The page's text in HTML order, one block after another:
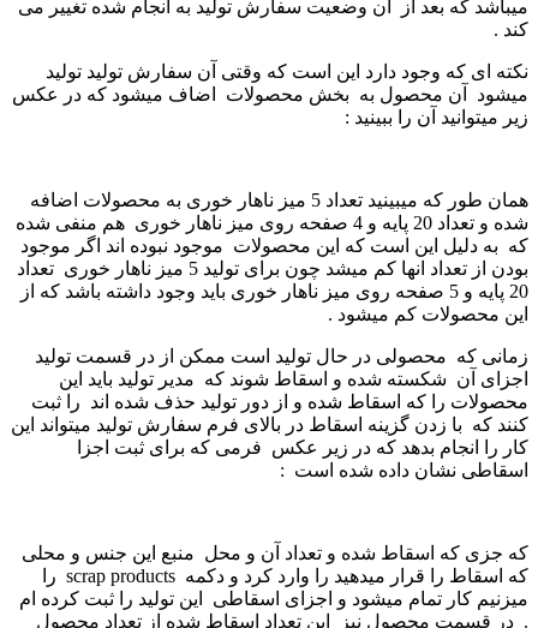
میباشد که بعد از آن وضعیت سفارش تولید به انجام شده تغییر می
کند .
نکته ای که وجود دارد این است که وقتی آن سفارش تولید تولید
میشود آن محصول به بخش محصولات اضاف میشود که در عکس
زیر میتوانید آن را ببینید :
همان طور که میبینید تعداد 5 میز ناهار خوری به محصولات اضافه
شده و تعداد 20 پایه و 4 صفحه روی میز ناهار خوری هم منفی شده
که به دلیل این است که این محصولات موجود نبوده اند اگر موجود
بودن از تعداد انها کم میشد چون برای تولید 5 میز ناهار خوری تعداد
20 پایه و 5 صفحه روی میز ناهار خوری باید وجود داشته باشد که از
این محصولات کم میشود .
زمانی که محصولی در حال تولید است ممکن از در قسمت تولید
اجزای آن شکسته شده و اسقاط شوند که مدیر تولید باید این
محصولات را که اسقاط شده و از دور تولید حذف شده اند را ثبت
کنند که با زدن گزینه اسقاط در بالای فرم سفارش تولید میتواند این
کار را انجام بدهد که در زیر عکس فرمی که برای ثبت اجزا
اسقاطی نشان داده شده است :
که جزی که اسقاط شده و تعداد آن و محل منبع این جنس و محلی
که اسقاط را قرار میدهید را وارد کرد و دکمه scrap products را
میزنیم کار تمام میشود و اجزای اسقاطی این تولید را ثبت کرده ام
. در قسمت محصول نیز این تعداد اسقاط شده از تعداد محصول